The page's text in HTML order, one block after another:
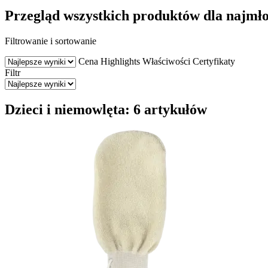
Przegląd wszystkich produktów dla
Filtrowanie i sortowanie
Cena Highlights Właściwości Certyfikaty
Filtr
Dzieci i niemowlęta: 6 artykułów